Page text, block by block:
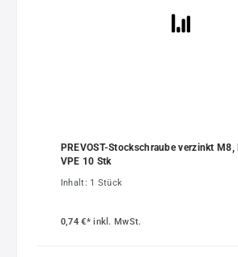
PREVOST-Stockschraube verzinkt
VPE 10 Stk
Inhalt: 1 Stück
0,74 €*inkl. MwSt.